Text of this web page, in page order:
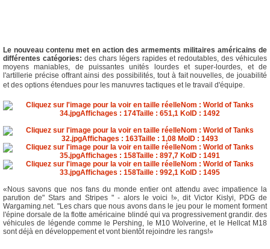
Le nouveau contenu met en action des armements militaires américains de
différentes catégories: des chars légers rapides et redoutables, des véhicules
moyens maniables, de puissantes unités lourdes et super-lourdes, et de
l'artillerie précise offrant ainsi des possibilités, tout à fait nouvelles, de jouabilité
et des options étendues pour les manuvres tactiques et le travail d'équipe.
«Nous savons que nos fans du monde entier ont attendu avec impatience la
parution de" Stars and Stripes " - alors le voici !», dit Victor Kislyi, PDG de
Wargaming.net. "Les chars que nous avons dans le jeu pour le moment forment
l'épine dorsale de la flotte américaine blindé qui va progressivement grandir. des
véhicules de légende comme le Pershing, le M10 Wolverine, et le Hellcat M18
sont déjà en développement et vont bientôt rejoindre les rangs!»